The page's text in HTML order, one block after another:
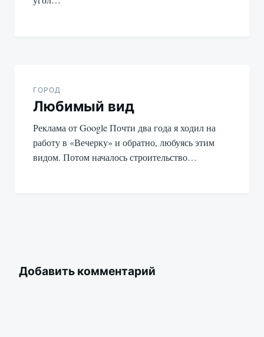
ГОРОД
Любимый вид
Реклама от Google Почти два года я ходил на
работу в «Вечерку» и обратно, любуясь этим
видом. Потом началось строительство…
Добавить комментарий